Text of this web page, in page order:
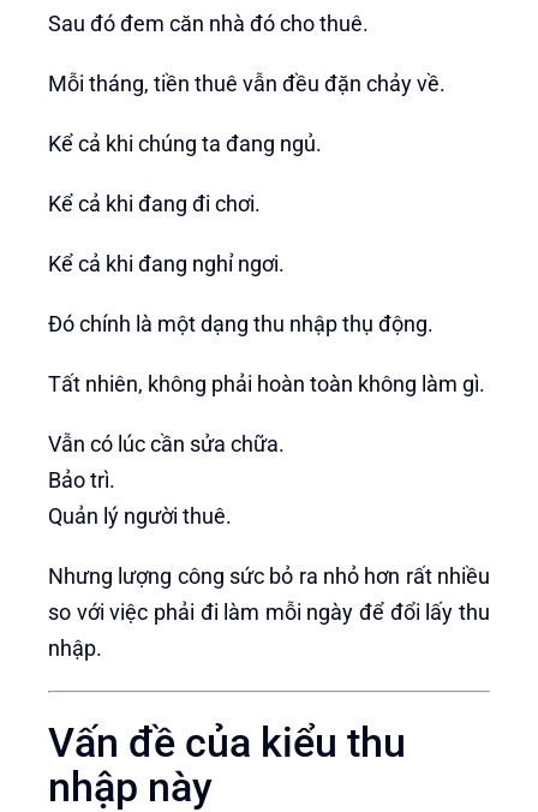
Sau đó đem căn nhà đó cho thuê.
Mỗi tháng, tiền thuê vẫn đều đặn chảy về.
Kể cả khi chúng ta đang ngủ.
Kể cả khi đang đi chơi.
Kể cả khi đang nghỉ ngơi.
Đó chính là một dạng thu nhập thụ động.
Tất nhiên, không phải hoàn toàn không làm gì.
Vẫn có lúc cần sửa chữa.
Bảo trì.
Quản lý người thuê.
Nhưng lượng công sức bỏ ra nhỏ hơn rất nhiều
so với việc phải đi làm mỗi ngày để đổi lấy thu
nhập.
Vấn đề của kiểu thu
nhập này